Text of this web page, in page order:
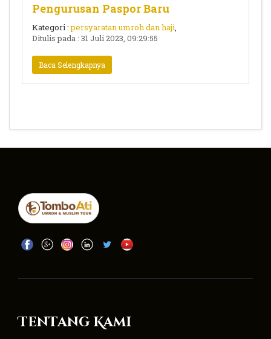
Pengurusan Paspor Baru
Kategori :persyaratan umroh dan haji,
Ditulis pada : 31 Juli 2023, 09:29:55
Baca Selengkapnya
Tentang Kami